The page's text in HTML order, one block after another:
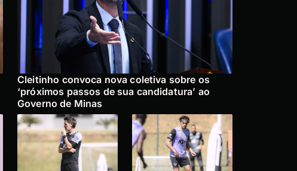
Cleitinho convoca nova coletiva sobre os
‘próximos passos de sua candidatura’ ao
Governo de Minas